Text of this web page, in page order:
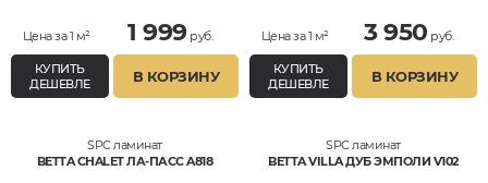
Цена за 1 м² 1 999руб.
КУПИТЬ
ДЕШЕВЛЕ
В КОРЗИНУ
Цена за 1 м² 3 950 руб.
КУПИТЬ
ДЕШЕВЛЕ
В КОРЗИНУ
SPC ламинат
BETTA CHALET ЛА-ПАСС A818
SPC ламинат
BETTA VILLA ДУБ ЭМПОЛИ V102